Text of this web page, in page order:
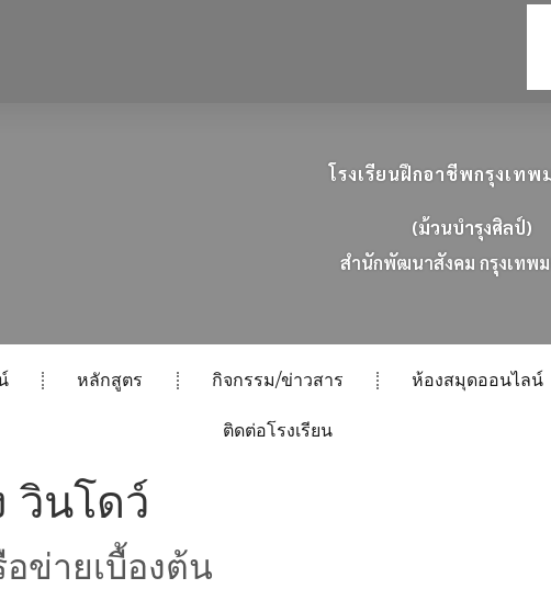
โรงเรียนฝึกอาชีพกรุงเทพ
(ม้วนบำรุงศิลป์)
สนกพฒนาสงคม กรงเทพม
หลักสูตร กิจกรรม/ข่าวสาร ห้องสมุดออนไลน์
ติดต่อโรงเรียน
วินโดว์
ข่ายเบื้องต้น